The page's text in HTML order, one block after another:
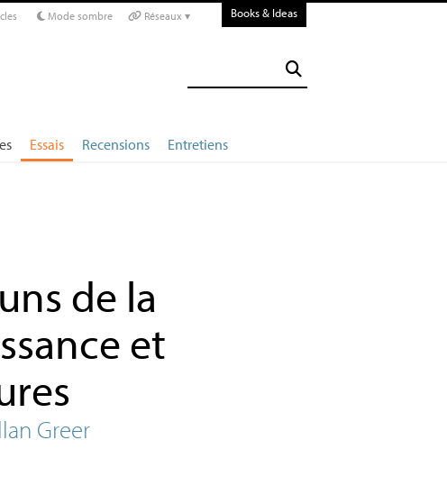
Mode sombre Réseaux ▾ Books & Ideas
Essais Recensions Entretiens
de la
et
Greer